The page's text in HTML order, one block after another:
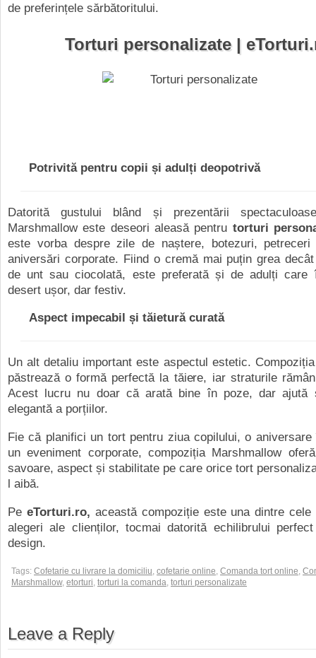
de preferințele sărbătoritului.
Torturi personalizate |
Potrivită pentru copii și adulți deopotrivă
Datorită gustului blând și prezentării
Marshmallow este deseori aleasă pentru torturi
este vorba despre zile de naștere, botezuri, petreceri
aniversări corporate. Fiind o cremă mai puțin grea
de unt sau ciocolată, este preferată și de adulți care
desert ușor, dar festiv.
Aspect impecabil și tăietură curată
Un alt detaliu important este aspectul estetic.
păstrează o formă perfectă la tăiere, iar straturile
Acest lucru nu doar că arată bine în poze, dar ajută
elegantă a porțiilor.
Fie că planifici un tort pentru ziua copilului, o
un eveniment corporate, compoziția Marshmallow
savoare, aspect și stabilitate pe care orice tort
l aibă.
Pe eTorturi.ro, această compoziție este una dintre cele
alegeri ale clienților, tocmai datorită echilibrului
design.
Tags: Cofetarie cu livrare la domiciliu, cofetarie online, Comanda tort online,
Marshmallow, etorturi, torturi la comanda, torturi personalizate
Leave a Reply